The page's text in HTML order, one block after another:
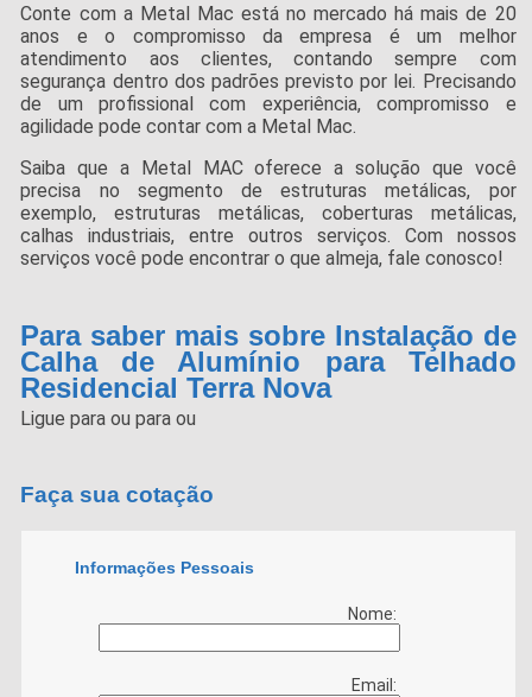
Conte com a Metal Mac está no mercado há mais de 20
anos e o compromisso da empresa é um melhor
atendimento aos clientes, contando sempre com
segurança dentro dos padrões previsto por lei. Precisando
de um profissional com experiência, compromisso e
agilidade pode contar com a Metal Mac.
Saiba que a Metal MAC oferece a solução que você
precisa no segmento de estruturas metálicas, por
exemplo, estruturas metálicas, coberturas metálicas,
calhas industriais, entre outros serviços. Com nossos
serviços você pode encontrar o que almeja, fale conosco!
Para saber mais sobre Instalação de
Calha de Alumínio para Telhado
Residencial Terra Nova
Ligue paraou paraou
Faça sua cotação
Informações Pessoais
Nome:
Email: